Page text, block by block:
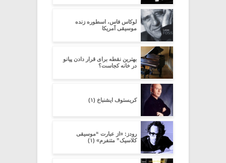
لوکاس فاس، اسطوره زنده
موسیقی آمریکا
بهترین نقطه برای قرار دادن پیانو
در خانه کجاست؟
کریستوف ایشنباخ (۱)
رودز: «از عبارت “موسیقی
کلاسیک” متنفرم» (۱)